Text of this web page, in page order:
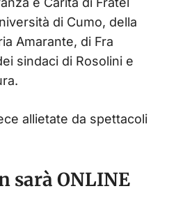
di Cumo, della
Amarante, di Fra
sindaci di Rosolini e
allietate da spettacoli
sarà ONLINE